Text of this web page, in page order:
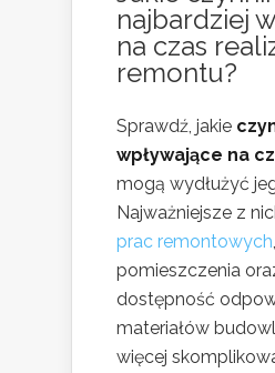
najbardziej
na czas
remontu?
Sprawdź, jakie
wpływające na
mogą wydłużyć
Najważniejsze z
prac remontowych
pomieszczenia
dostępność
materiałów
więcej